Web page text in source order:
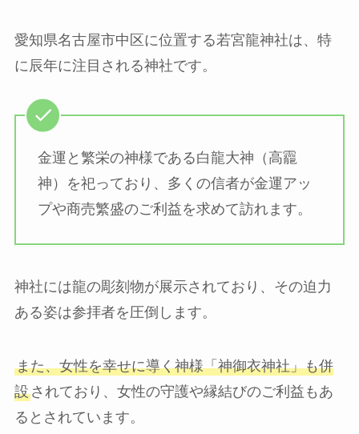
愛知県名古屋市中区に位置する若宮龍神社は、特
に辰年に注目される神社です。
金運と繁栄の神様である白龍大神（高龗
神）を祀っており、多くの信者が金運アッ
プや商売繁盛のご利益を求めて訪れます。
神社には龍の彫刻物が展示されており、その迫力
ある姿は参拝者を圧倒します。
また、女性を幸せに導く神様「神御衣神社」も併
設されており、女性の守護や縁結びのご利益もあ
るとされています。